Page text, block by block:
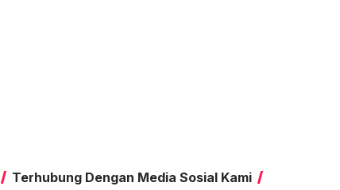
Terhubung Dengan Media Sosial Kami